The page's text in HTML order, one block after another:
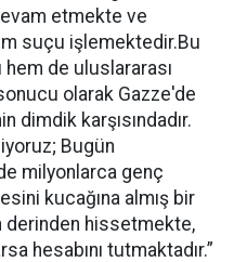
etmekte ve
suçu işlemektedir.Bu
de uluslararası
olarak Gazze'de
dimdik karşısındadır.
Bugün
milyonlarca genç
kucağına almış bir
derinden hissetmekte,
hesabını tutmaktadır.”